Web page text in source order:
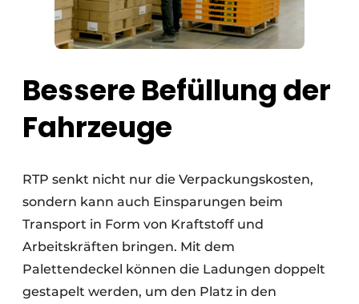
Bessere Befüllung der
Fahrzeuge
RTP senkt nicht nur die Verpackungskosten,
sondern kann auch Einsparungen beim
Transport in Form von Kraftstoff und
Arbeitskräften bringen. Mit dem
Palettendeckel können die Ladungen doppelt
gestapelt werden, um den Platz in den